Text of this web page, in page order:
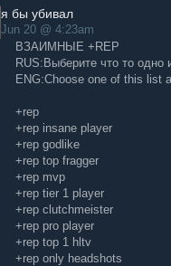
+rep xGOD
+rep nice profile
+rep nice player
я бы убивал
Jun 20 @ 4:23am
ВЗАИМНЫЕ +REP
RUS:Выберите что то одно
ENG:Choose one of this list
+rep
+rep insane player
+rep godlike
+rep top fragger
+rep mvp
+rep tier 1 player
+rep clutchmeister
+rep pro player
+rep top 1 hltv
+rep only headshots